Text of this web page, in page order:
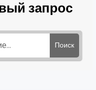
запрос
Поиск